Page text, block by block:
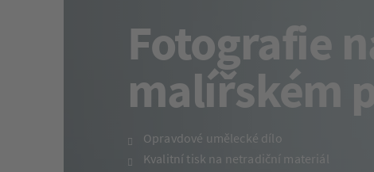
Fotografie
malířském
Opravdové umělecké dílo
Kvalitní tisk na netradiční materiál